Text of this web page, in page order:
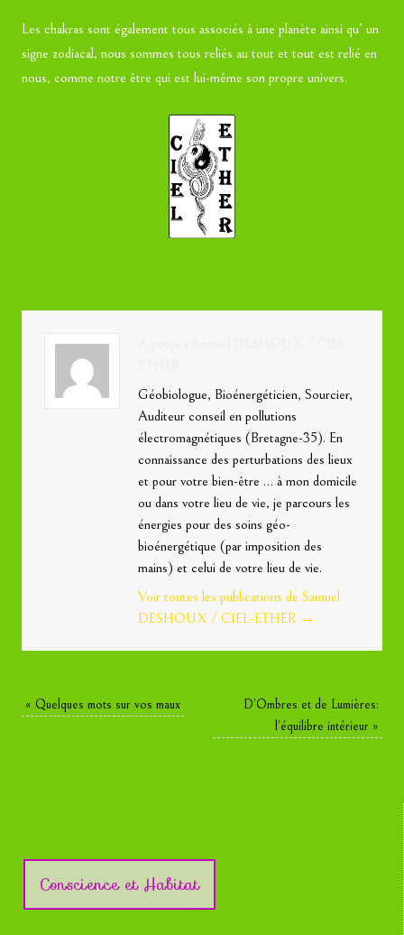
Les chakras sont également tous associés à une planète ainsi qu’ un
signe zodiacal, nous sommes tous reliés au tout et tout est relié en
nous, comme notre être qui est lui-même son propre univers.
Géobiologue, Bioénergéticien, Sourcier,
Auditeur conseil en pollutions
électromagnétiques (Bretagne-35). En
connaissance des perturbations des lieux
et pour votre bien-être … à mon domicile
ou dans votre lieu de vie, je parcours les
énergies pour des soins géo-
bioénergétique (par imposition des
mains) et celui de votre lieu de vie.
Voir toutes les publications de Samuel
DESHOUX / CIEL-ETHER →
« Quelques mots sur vos maux
D’Ombres et de Lumières:
l’équilibre intérieur »
Conscience et Habitat